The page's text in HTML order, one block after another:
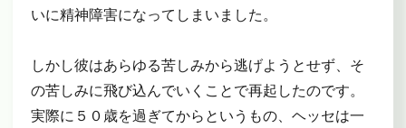
いに精神障害になってしまいました。
しかし彼はあらゆる苦しみから逃げようとせず、そ
の苦しみに飛び込んでいくことで再起したのです。
実際に５０歳を過ぎてからというもの、ヘッセは一